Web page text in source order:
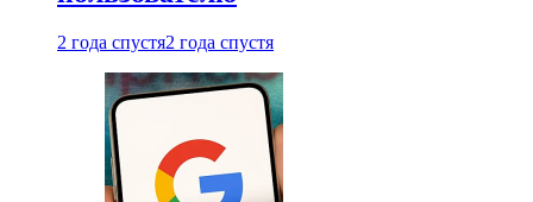
2 года спустя2 года спустя